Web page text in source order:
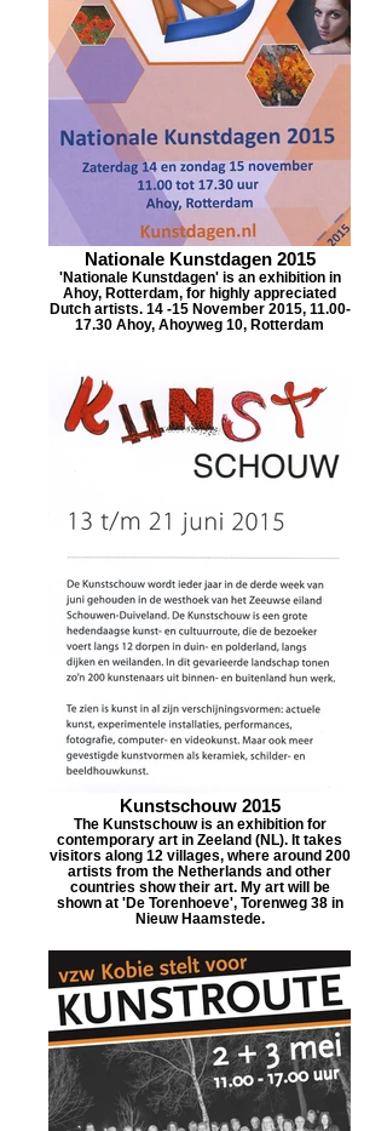
Nationale Kunstdagen 2015
'Nationale Kunstdagen' is an exhibition in
Ahoy, Rotterdam, for highly appreciated
Dutch artists. 14 -15 November 2015, 11.00-
17.30 Ahoy, Ahoyweg 10, Rotterdam
Kunstschouw 2015
The Kunstschouw is an exhibition for
contemporary art in Zeeland (NL). It takes
visitors along 12 villages, where around 200
artists from the Netherlands and other
countries show their art. My art will be
shown at 'De Torenhoeve', Torenweg 38 in
Nieuw Haamstede.